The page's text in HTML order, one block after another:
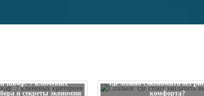
шкаф: 7 ключевых
и секреты экономии
где можно сэкономить без
комфорта?